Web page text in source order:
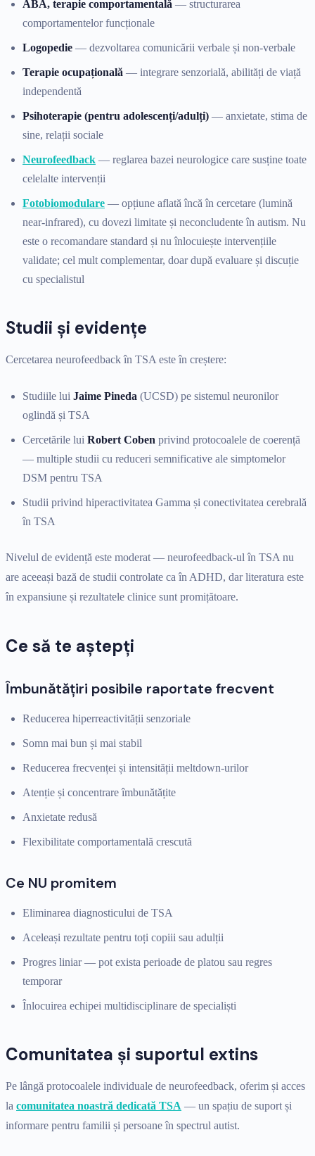
ABA, terapie comportamentală — structurarea
comportamentelor funcționale
Logopedie — dezvoltarea comunicării verbale și non-verbale
Terapie ocupațională — integrare senzorială, abilități de viață
independentă
Psihoterapie (pentru adolescenți/adulți) — anxietate, stima de
sine, relații sociale
Neurofeedback — reglarea bazei neurologice care susține toate
celelalte intervenții
Fotobiomodulare — opțiune aflată încă în cercetare (lumină
near-infrared), cu dovezi limitate și neconcludente în autism. Nu
este o recomandare standard și nu înlocuiește intervențiile
validate; cel mult complementar, doar după evaluare și discuție
cu specialistul
Studii și evidențe
Cercetarea neurofeedback în TSA este în creștere:
Studiile lui Jaime Pineda (UCSD) pe sistemul neuronilor
oglindă și TSA
Cercetările lui Robert Coben privind protocoalele de coerență
— multiple studii cu reduceri semnificative ale simptomelor
DSM pentru TSA
Studii privind hiperactivitatea Gamma și conectivitatea cerebrală
în TSA
Nivelul de evidență este moderat — neurofeedback-ul în TSA nu
are aceeași bază de studii controlate ca în ADHD, dar literatura este
în expansiune și rezultatele clinice sunt promițătoare.
Ce să te aștepți
Îmbunătățiri posibile raportate frecvent
Reducerea hiperreactivității senzoriale
Somn mai bun și mai stabil
Reducerea frecvenței și intensității meltdown-urilor
Atenție și concentrare îmbunătățite
Anxietate redusă
Flexibilitate comportamentală crescută
Ce NU promitem
Eliminarea diagnosticului de TSA
Aceleași rezultate pentru toți copiii sau adulții
Progres liniar — pot exista perioade de platou sau regres
temporar
Înlocuirea echipei multidisciplinare de specialiști
Comunitatea și suportul extins
Pe lângă protocoalele individuale de neurofeedback, oferim și acces
la comunitatea noastră dedicată TSA — un spațiu de suport și
informare pentru familii și persoane în spectrul autist.